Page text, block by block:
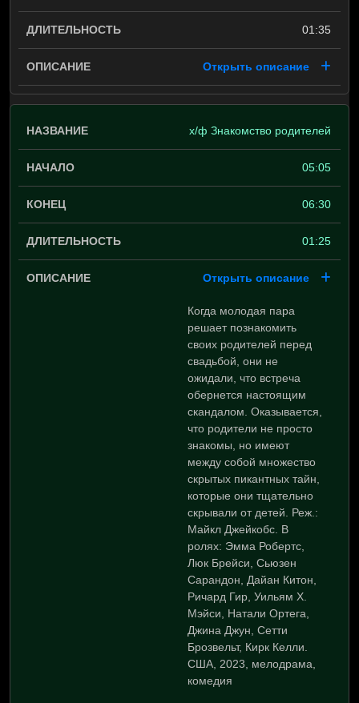
01:35
Открыть описание
х/ф Знакомство родителей
05:05
06:30
01:25
Открыть описание
Когда молодая пара
решает познакомить
своих родителей перед
свадьбой, они не
ожидали, что встреча
обернется настоящим
скандалом. Оказывается,
что родители не просто
знакомы, но имеют
между собой множество
скрытых пикантных тайн,
которые они тщательно
скрывали от детей. Реж.:
Майкл Джейкобс. В
ролях: Эмма Робертс,
Люк Брейси, Сьюзен
Сарандон, Дайан Китон,
Ричард Гир, Уильям Х.
Мэйси, Натали Ортега,
Джина Джун, Сетти
Брозвельт, Кирк Келли.
США, 2023, мелодрама,
комедия